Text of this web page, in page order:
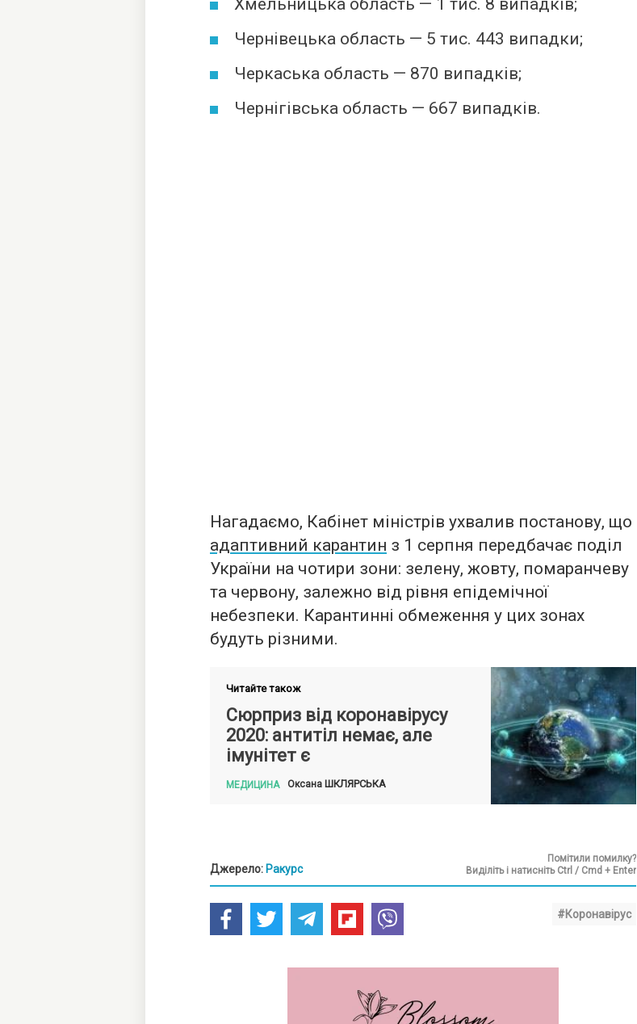
Хмельницька область — 1 тис. 8 випадків;
Чернівецька область — 5 тис. 443 випадки;
Черкаська область — 870 випадків;
Чернігівська область — 667 випадків.
Нагадаємо, Кабінет міністрів ухвалив постанову, що
адаптивний карантин з 1 серпня передбачає поділ
України на чотири зони: зелену, жовту, помаранчеву
та червону, залежно від рівня епідемічної
небезпеки. Карантинні обмеження у цих зонах
будуть різними.
Читайте також
Сюрприз від коронавірусу
2020: антитіл немає, але
імунітет є
МЕДИЦИНА Оксана ШКЛЯРСЬКА
Джерело: Ракурс
Помітили помилку?
Виділіть і натисніть Ctrl / Cmd + Enter
#Коронавірус